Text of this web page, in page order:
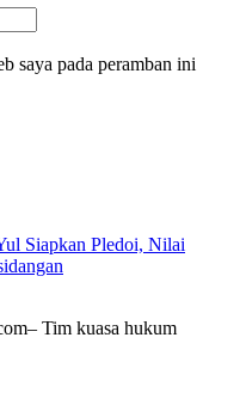
saya pada peramban ini
Siapkan Pledoi, Nilai
Tim kuasa hukum